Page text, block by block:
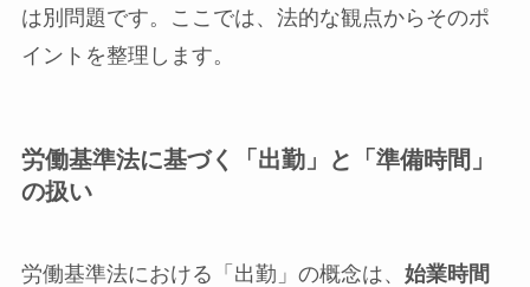
は別問題です。ここでは、法的な観点からそのポ
イントを整理します。
労働基準法に基づく「出勤」と「準備時間」
の扱い
労働基準法における「出勤」の概念は、 始業時間